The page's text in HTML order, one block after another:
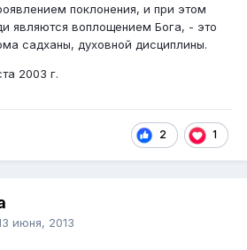
поклонения, и при этом
являются воплощением Бога, - это
cадханы, духовной дисциплины.
2003 г.
2 1
июня, 2013